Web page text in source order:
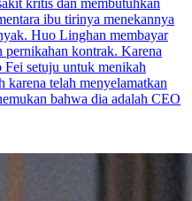
ibu tirinya menekannya
Huo Linghan membayar
pernikahan kontrak. Karena
setuju untuk menikah
karena telah menyelamatkan
bahwa dia adalah CEO